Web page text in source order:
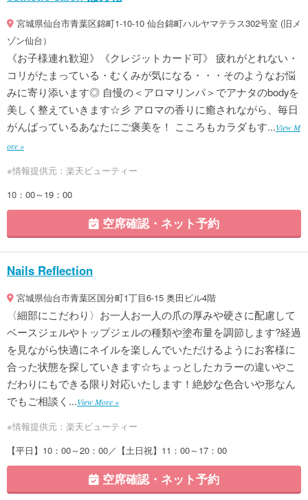
宮城県仙台市青葉区錦町1-10-10 仙台錦町ハルヤマテラス302号室 (旧メ
ゾン仙台）
《お子様連れ歓迎》《クレジットカード可》 疲れがとれない・
コリがたまっている・むくみが気になる・・・そのようなお悩
みに寄り添います◎ 自慢の＜アロマリンパ＞でアナタのbodyを
美しく整えていきます☆彡 アロマの香りに癒されながら、毎日
がんばっているあなたにご褒美を！ こころもカラダもす...View M
ore »
※情報提供元：楽天ビューティー
10：00～19：00
空席確認・ネット予約
Nails Reflection
宮城県仙台市青葉区国分町1丁目6-15 奥田ビル4階
〈細部にこだわり〉お一人お一人の爪の厚みや硬さに配慮して
ベースジェルやトップジェルの種類や塗布量を調節します?経過
を見ながら快適にネイルを楽しんでいただけるようにお客様に
合った状態を探していきます☆ちょっとしたカラーの違いやこ
だわりにもできる限り対応いたします！絶妙な色合いや形なん
でもご相談く...View More »
※情報提供元：楽天ビューティー
【平日】10：00～20：00／【土日祝】11：00～17：00
空席確認・ネット予約